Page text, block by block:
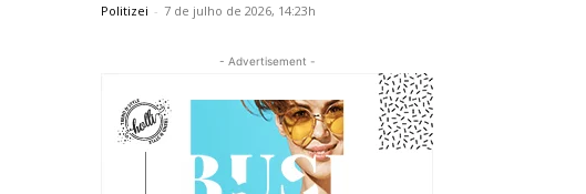
Politizei - 7 de julho de 2026, 14:23h
- Advertisement -